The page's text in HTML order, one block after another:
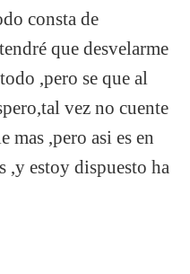
consta de
que desvelarme
,pero se que al
vez no cuente
mas ,pero asi es en
,y estoy dispuesto ha